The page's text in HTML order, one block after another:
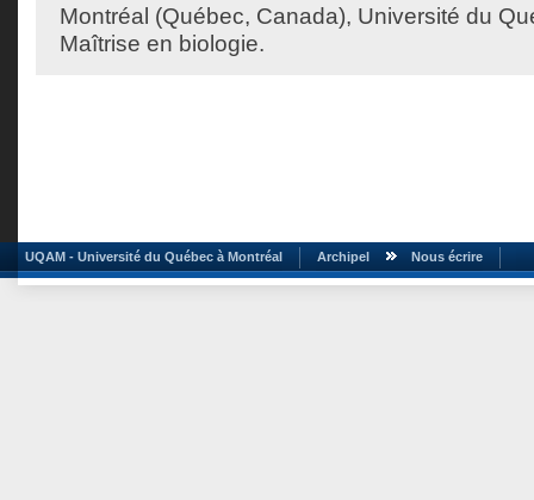
Montréal (Québec, Canada), Université du
Maîtrise en biologie.
UQAM - Université du Québec à Montréal Archipel Nous écrire